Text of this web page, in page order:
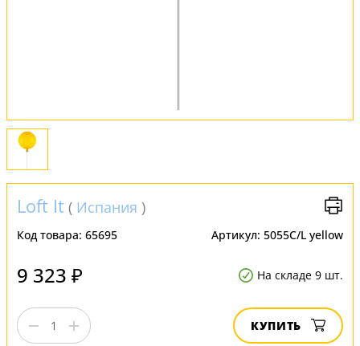
Loft It ( Испания )
Код товара: 65695 Артикул: 5055C/L yellow
9 323 ₽ На складе 9 шт.
КУПИТЬ